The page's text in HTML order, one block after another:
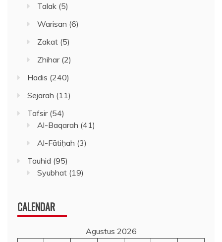
Talak (5)
Warisan (6)
Zakat (5)
Zhihar(2)
Hadis (240)
Sejarah (11)
Tafsir(54)
Al-Baqarah (41)
Al-Fātiḥah (3)
Tauhid (95)
Syubhat (19)
CALENDAR
Agustus 2026